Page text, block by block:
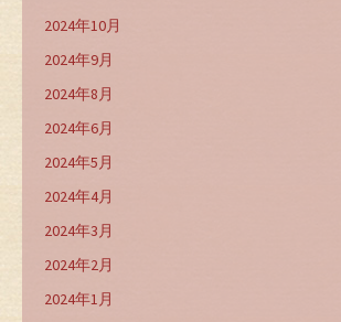
2024年10月
2024年9月
2024年8月
2024年6月
2024年5月
2024年4月
2024年3月
2024年2月
2024年1月